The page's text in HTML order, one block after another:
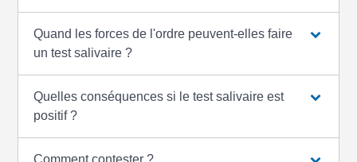
Quand les forces de l'ordre peuvent-elles faire
un test salivaire ?
Quelles conséquences si le test salivaire est
positif ?
Comment contester ?